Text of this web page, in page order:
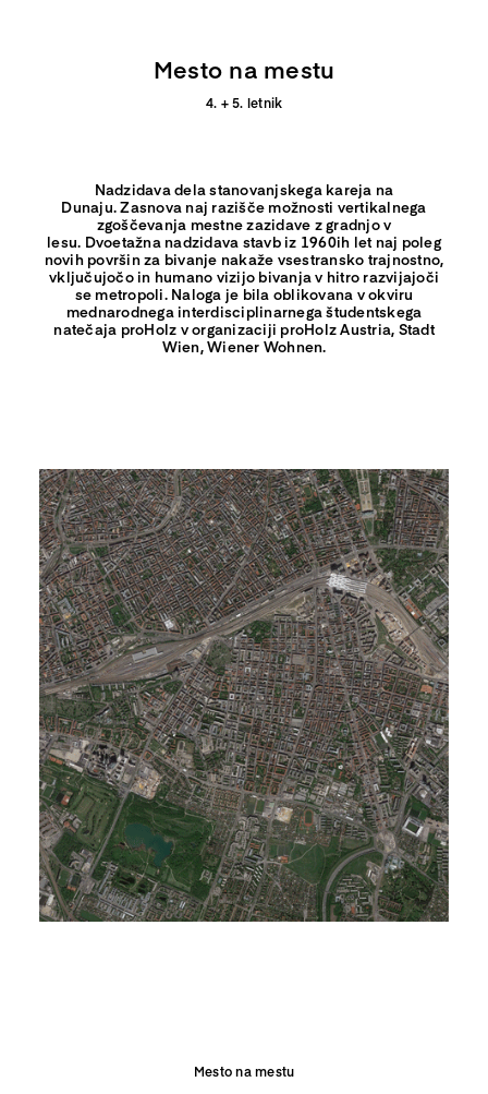
Mesto na mestu
4. + 5. letnik
Nadzidava dela stanovanjskega kareja na
Dunaju.Zasnova naj razišče možnosti vertikalnega
zgoščevanja mestne zazidave z gradnjo v
lesu. Dvoetažna nadzidava stavb iz 1960ih let naj poleg
novih površin za bivanje nakaže vsestransko trajnostno,
vključujočo in humano vizijo bivanja v hitro razvijajoči
se metropoli. Naloga je bila oblikovana v okviru
mednarodnega interdisciplinarnega študentskega
natečaja proHolz v organizaciji proHolz Austria, Stadt
Wien, Wiener Wohnen.
Mesto na mestu